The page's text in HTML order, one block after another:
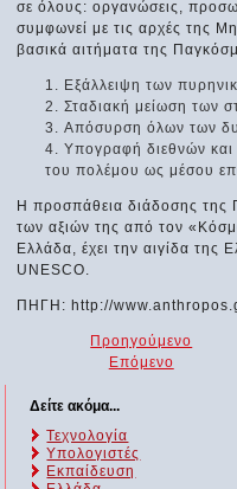
σε όλους: οργανώσεις,
συμφωνεί με τις αρχές της
βασικά αιτήματα της
Εξάλλειψη των
Σταδιακή μείωση των
Απόσυρση όλων των
Υπογραφή διεθνών
του πολέμου ως μέσου
Η προσπάθεια διάδοσης της
των αξιών της από τον
Ελλάδα, έχει την αιγίδα της
UNESCO.
ΠΗΓΗ: http://
Προηγούμενο
Επόμενο
Δείτε ακόμα...
Τεχνολογία
Υπολογιστές
Εκπαίδευση